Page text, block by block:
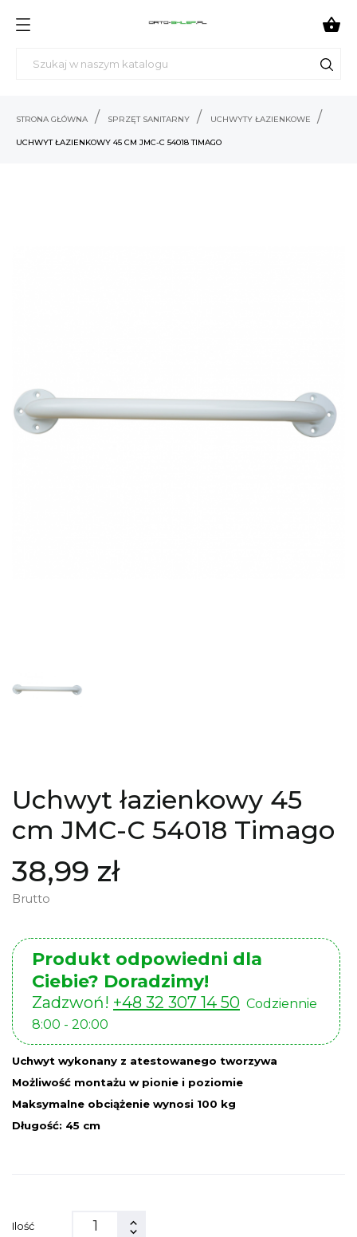

STRONA GŁÓWNA SPRZĘT SANITARNY UCHWYTY ŁAZIENKOWE
UCHWYT ŁAZIENKOWY 45 CM JMC-C 54018 TIMAGO
Uchwyt łazienkowy 45
cm JMC-C 54018 Timago
38,99 zł
Brutto
Produkt odpowiedni dla
Ciebie? Doradzimy!
Zadzwoń! +48 32 307 14 50 Codziennie
8:00 - 20:00
Uchwyt wykonany z atestowanego tworzywa
Możliwość montażu w pionie i poziomie
Maksymalne obciążenie wynosi 100 kg
Długość: 45 cm
Ilość